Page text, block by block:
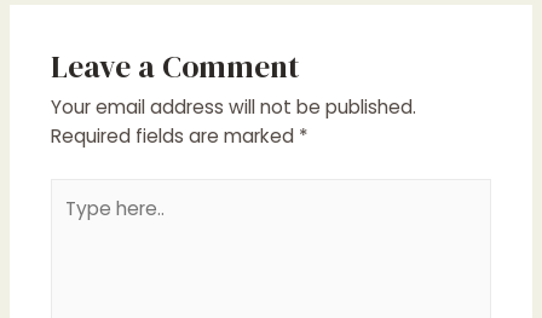
Leave a Comment
Your email address will not be published.
Required fields are marked *
here..